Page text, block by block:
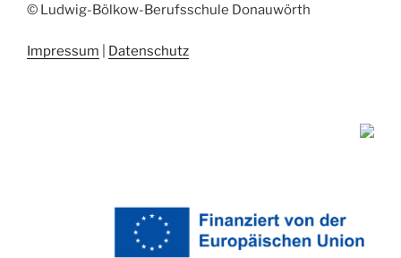
© Ludwig-Bölkow-Berufsschule Donauwörth
Impressum Datenschutz